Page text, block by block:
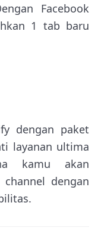
Facebook
1 tab baru
dengan paket
layanan ultima
kamu akan
dengan